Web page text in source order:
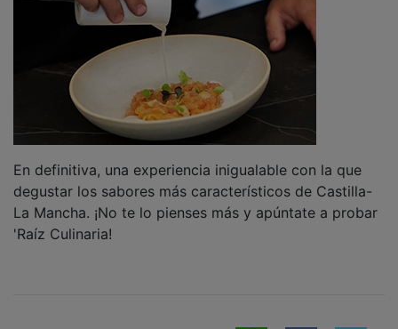
degustar los sabores más característicos de Castilla-
La Mancha. ¡No te lo pienses más y apúntate a probar
'Raíz Culinaria!